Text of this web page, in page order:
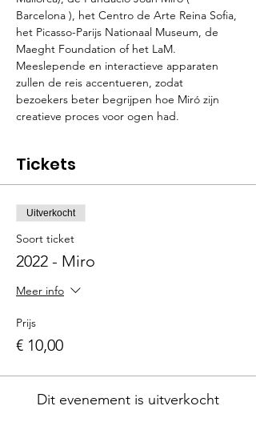
Barcelona ), het Centro de Arte Reina Sofia,
het Picasso-Parijs Nationaal Museum, de
Maeght Foundation of het LaM.
Meeslepende en interactieve apparaten
zullen de reis accentueren, zodat
bezoekers beter begrijpen hoe Miró zijn
creatieve proces voor ogen had.
Tickets
Uitverkocht
Soort ticket
2022 - Miro
Meer info
Prijs
€ 10,00
Dit evenement is uitverkocht